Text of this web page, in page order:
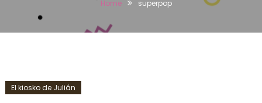
Home superpop
El kiosko de Julián